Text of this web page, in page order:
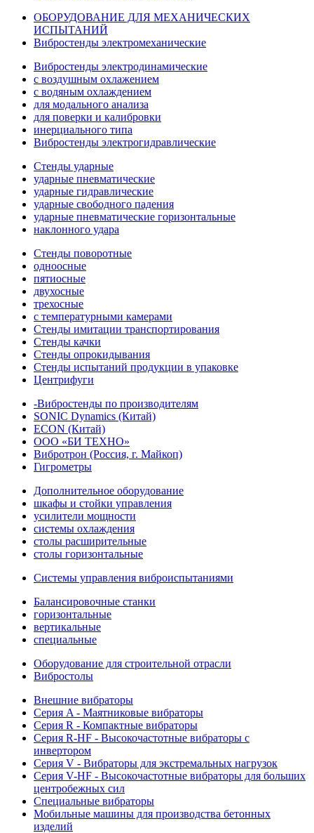
ОБОРУДОВАНИЕ ДЛЯ МЕХАНИЧЕСКИХ
ИСПЫТАНИЙ
Вибростенды электромеханические
Вибростенды электродинамические
с воздушным охлажением
с водяным охлаждением
для модального анализа
для поверки и калибровки
инерциального типа
Вибростенды электрогидравлические
Стенды ударные
ударные пневматические
ударные гидравлические
ударные свободного падения
ударные пневматические горизонтальные
наклонного удара
Стенды поворотные
одноосные
пятиосные
двухосные
трехосные
с температурными камерами
Стенды имитации транспортирования
Стенды качки
Стенды опрокидывания
Стенды испытаний продукции в упаковке
Центрифуги
-Вибростенды по производителям
SONIC Dynamics (Китай)
ECON (Китай)
ООО «БИ ТЕХНО»
Вибротрон (Россия, г. Майкоп)
Гигрометры
Дополнительное оборудование
шкафы и стойки управления
усилители мощности
системы охлаждения
столы расширительные
столы горизонтальные
Системы управления виброиспытаниями
Балансировочные станки
горизонтальные
вертикальные
специальные
Оборудование для строительной отрасли
Вибростолы
Внешние вибраторы
Серия A - Маятниковые вибраторы
Серия R - Компактные вибраторы
Серия R-HF - Высокочастотные вибраторы с
инвертором
Серия V - Вибраторы для экстремальных нагрузок
Серия V-HF - Высокочастотные вибраторы для больших
центробежных сил
Специальные вибраторы
Мобильные машины для производства бетонных
изделий